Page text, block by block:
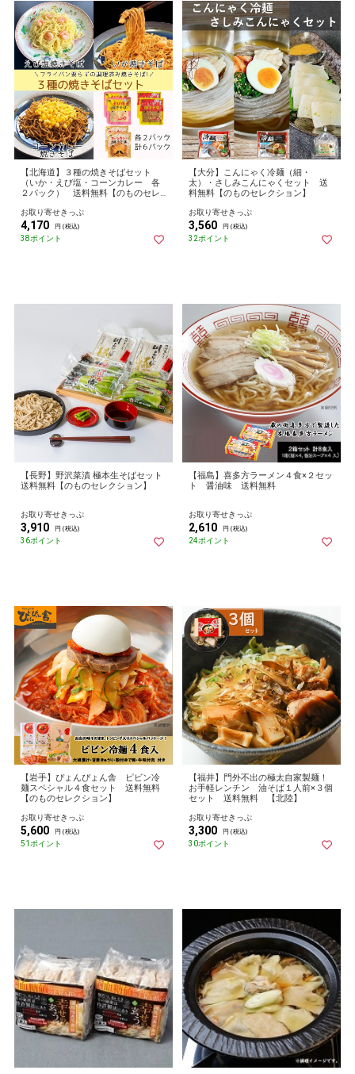
【北海道】３種の焼きそばセット
（いか・えび塩・コーンカレー 各
２パック） 送料無料【のものセレ
お取り寄せきっぷ
4,170 円 (税込)
38ポイント
【大分】こんにゃく冷麺（細・
太）・さしみこんにゃくセット 送
料無料【のものセレクション】
お取り寄せきっぷ
3,560 円 (税込)
32ポイント
【長野】野沢菜漬 極本生そばセット
送料無料【のものセレクション】
お取り寄せきっぷ
3,910 円 (税込)
36ポイント
【福島】喜多方ラーメン４食×２セッ
ト 醤油味 送料無料
お取り寄せきっぷ
2,610 円 (税込)
24ポイント
【岩手】ぴょんぴょん舎 ピビン冷
麺スペシャル４食セット 送料無料
【のものセレクション】
お取り寄せきっぷ
5,600 円 (税込)
51ポイント
【福井】門外不出の極太自家製麺！
お手軽レンチン 油そば１人前×３個
セット 送料無料 【北陸】
お取り寄せきっぷ
3,300 円 (税込)
30ポイント